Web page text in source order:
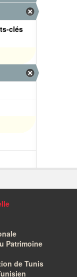
clés
Patrimoine
de Tunis